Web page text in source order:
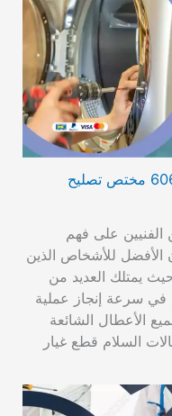
فني تصليح غسالات السلام 60615556 مختص تصليح
على فهم
الأفضل للأشخاص الذين
يمتلك العديد من
في سرعة إنجاز عملية
الأعطال الشائعة
السلام قطع غيار